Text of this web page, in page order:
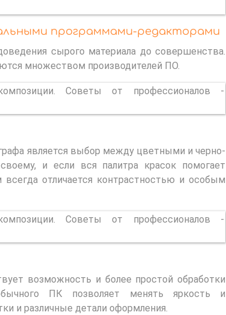
программами-редакторами
сырого материала до совершенства.
множеством производителей ПО.
является выбор между цветными и черно-
и если вся палитра красок помогает
отличается контрастностью и особым
возможность и более простой обработки
ПК позволяет менять яркость и
и различные детали оформления.